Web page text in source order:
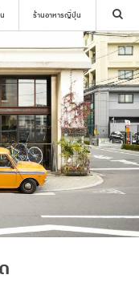
ร้านอาหารญี่ปุ่น